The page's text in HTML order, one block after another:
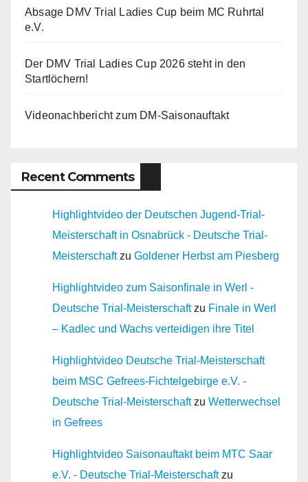
Absage DMV Trial Ladies Cup beim MC Ruhrtal
e.V.
Der DMV Trial Ladies Cup 2026 steht in den
Startlöchern!
Videonachbericht zum DM-Saisonauftakt
Recent Comments
Highlightvideo der Deutschen Jugend-Trial-
Meisterschaft in Osnabrück - Deutsche Trial-
Meisterschaftzu Goldener Herbst am Piesberg
Highlightvideo zum Saisonfinale in Werl -
Deutsche Trial-Meisterschaftzu Finale in Werl
– Kadlec und Wachs verteidigen ihre Titel
Highlightvideo Deutsche Trial-Meisterschaft
beim MSC Gefrees-Fichtelgebirge e.V. -
Deutsche Trial-Meisterschaftzu Wetterwechsel
in Gefrees
Highlightvideo Saisonauftakt beim MTC Saar
e.V. - Deutsche Trial-Meisterschaftzu